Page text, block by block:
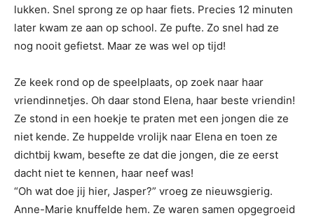
lukken. Snel sprong ze op haar fiets. Precies 12 minuten
later kwam ze aan op school. Ze pufte. Zo snel had ze
nog nooit gefietst. Maar ze was wel op tijd!
Ze keek rond op de speelplaats, op zoek naar haar
vriendinnetjes. Oh daar stond Elena, haar beste vriendin!
Ze stond in een hoekje te praten met een jongen die ze
niet kende. Ze huppelde vrolijk naar Elena en toen ze
dichtbij kwam, besefte ze dat die jongen, die ze eerst
dacht niet te kennen, haar neef was!
“Oh wat doe jij hier, Jasper?” vroeg ze nieuwsgierig.
Anne-Marie knuffelde hem. Ze waren samen opgegroeid